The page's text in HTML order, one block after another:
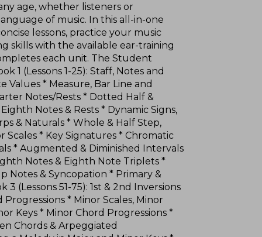
age, whether listeners or
of music. In this all-in-one
lessons, practice your music
skills with the available ear-training
each unit. The Student
1 (Lessons 1-25): Staff, Notes and
Values * Measure, Bar Line and
Notes/Rests * Dotted Half &
Notes & Rests * Dynamic Signs,
& Naturals * Whole & Half Step,
Scales * Key Signatures * Chromatic
* Augmented & Diminished Intervals
Notes & Eighth Note Triplets *
Notes & Syncopation * Primary &
(Lessons 51-75): 1st & 2nd Inversions
* Minor Scales, Minor
Keys * Minor Chord Progressions *
Chords & Arpeggiated